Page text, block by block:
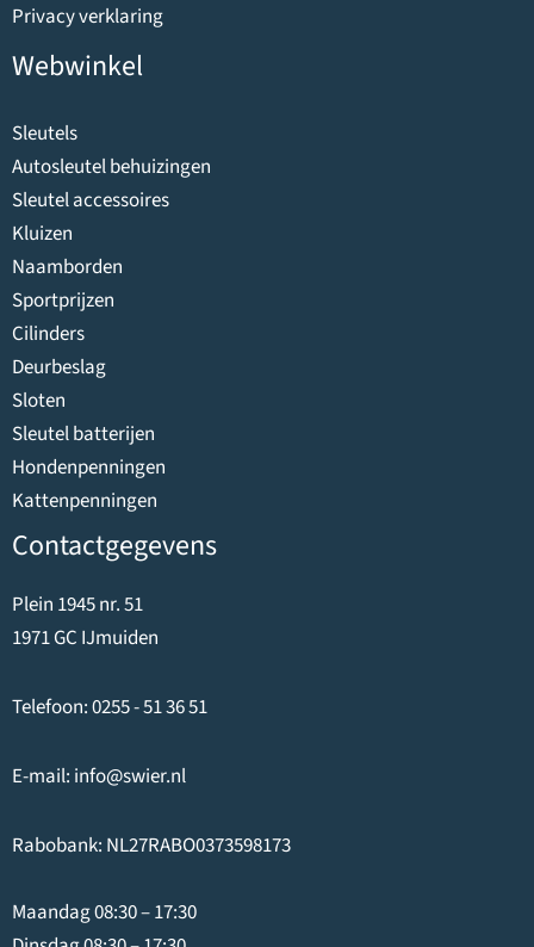
Privacy verklaring
Webwinkel
Sleutels
Autosleutel behuizingen
Sleutel accessoires
Kluizen
Naamborden
Sportprijzen
Cilinders
Deurbeslag
Sloten
Sleutel batterijen
Hondenpenningen
Kattenpenningen
Contactgegevens
Plein 1945 nr. 51
1971 GC IJmuiden
Telefoon:0255 - 51 36 51
E-mail: info@swier.nl
Rabobank: NL27RABO0373598173
Maandag 08:30 – 17:30